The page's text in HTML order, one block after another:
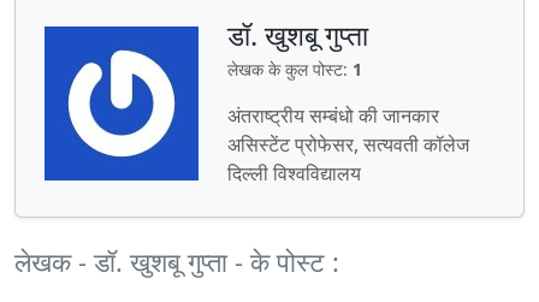
डॉ. खुशबू गुप्ता
लेखक के कुल पोस्ट: 1
अंतराष्ट्रीय सम्बंधो की जानकार
असिस्टेंट प्रोफेसर, सत्यवती कॉलेज
दिल्ली विश्वविद्यालय
लेखक - डॉ. खुशबू गुप्ता - के पोस्ट :